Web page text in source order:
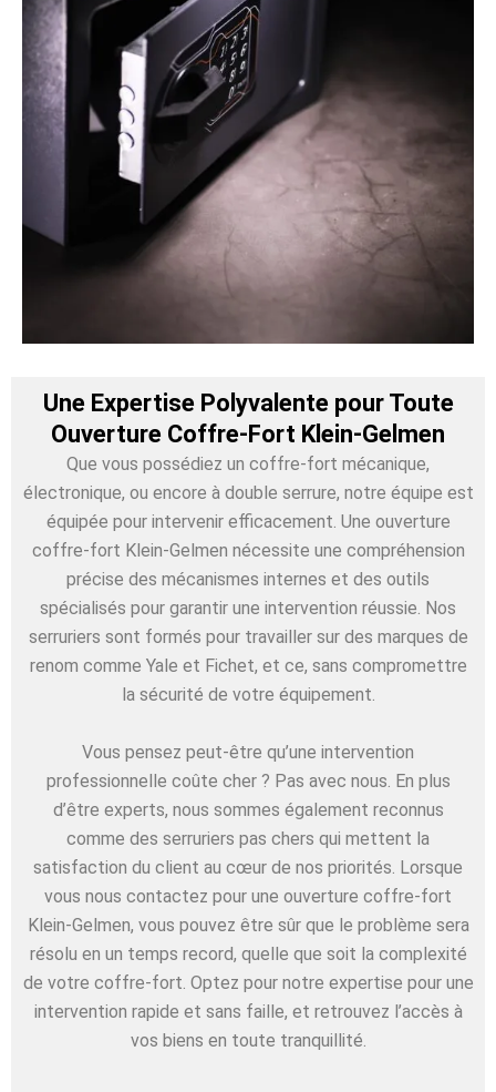
Une Expertise Polyvalente pour Toute
Ouverture Coffre-Fort Klein-Gelmen
Que vous possédiez un coffre-fort mécanique,
électronique, ou encore à double serrure, notre équipe est
équipée pour intervenir efficacement. Une ouverture
coffre-fort Klein-Gelmen nécessite une compréhension
précise des mécanismes internes et des outils
spécialisés pour garantir une intervention réussie. Nos
serruriers sont formés pour travailler sur des marques de
renom comme Yale et Fichet, et ce, sans compromettre
la sécurité de votre équipement.
Vous pensez peut-être qu’une intervention
professionnelle coûte cher ? Pas avec nous. En plus
d’être experts, nous sommes également reconnus
comme des serruriers pas chers qui mettent la
satisfaction du client au cœur de nos priorités. Lorsque
vous nous contactez pour une ouverture coffre-fort
Klein-Gelmen, vous pouvez être sûr que le problème sera
résolu en un temps record, quelle que soit la complexité
de votre coffre-fort. Optez pour notre expertise pour une
intervention rapide et sans faille, et retrouvez l’accès à
vos biens en toute tranquillité.